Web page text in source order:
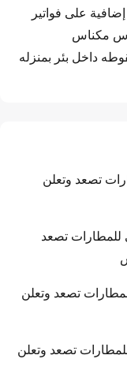
على فواتير
مكناس
داخل بئر بمنزله
تصعد وتعلن
للمطارات تصعد
تصعد وتعلن
تصعد وتعلن